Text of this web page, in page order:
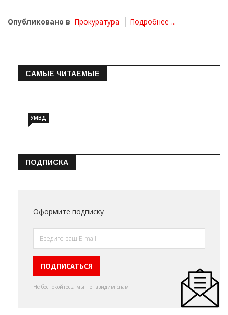
Опубликовано в Прокуратура Подробнее ...
САМЫЕ ЧИТАЕМЫЕ
УМВД
ПОДПИСКА
Оформите подписку
Не беспокойтесь, мы ненавидим спам